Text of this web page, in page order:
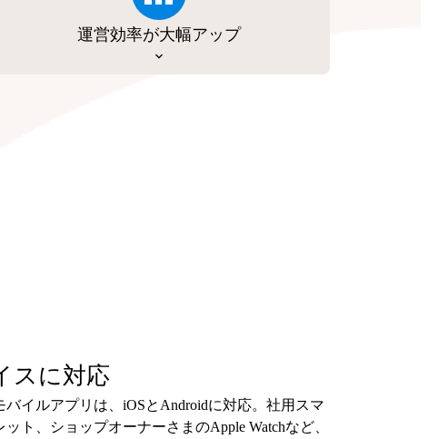
運営効率が大幅アップ
スに対応
イルアプリは、iOSとAndroidに対応。社用スマ
ト、ショップオーナーさまのApple Watchなど、